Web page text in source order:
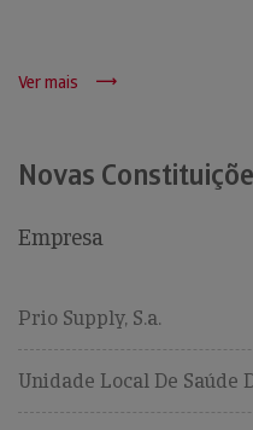
Ver mais
Novas
Empresa
Prio Supply, S.a.
Unidade Local De Saúde